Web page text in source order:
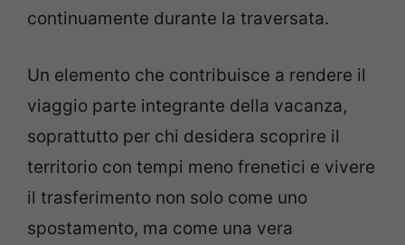
continuamente durante la traversata.
Un elemento che contribuisce a rendere il
viaggio parte integrante della vacanza,
soprattutto per chi desidera scoprire il
territorio con tempi meno frenetici e vivere
il trasferimento non solo come uno
spostamento, ma come una vera